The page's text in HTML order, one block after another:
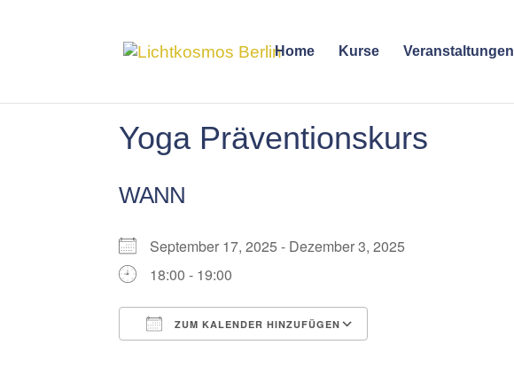
Home Kurse Veranstaltungen
Yoga Präventionskurs
WANN
September 17, 2025 - Dezember 3, 2025
18:00 - 19:00
ZUM KALENDER HINZUFÜGEN